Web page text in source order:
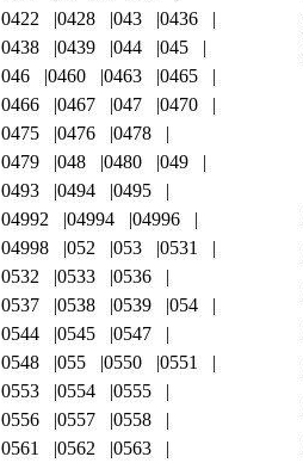
0422
0428 043
0436
0438
0439 044
045
046
0460 0463
0465
0466
0467 047
0470
0475
0476
0478
0479
048 0480
049
0493
0494
0495
04992
04994
04996
04998
052 053
0531
0532
0533
0536
0537
0538 0539
054
0544
0545
0547
0548
055 0550
0551
0553
0554
0555
0556
0557
0558
0561
0562
0563